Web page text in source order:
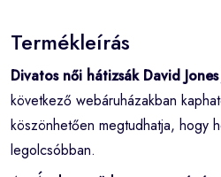
Termékleírás
Divatos női hátizsák David
következő webáruházakban
köszönhetően megtudhatja, hogy
legolcsóbban.